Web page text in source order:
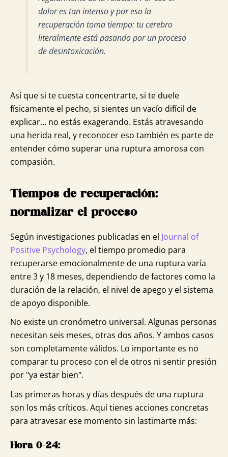
dolor es tan intenso y por eso la
recuperación toma tiempo: tu cerebro
literalmente está pasando por un proceso
de desintoxicación.
Así que si te cuesta concentrarte, si te duele
físicamente el pecho, si sientes un vacío difícil de
explicar… no estás exagerando. Estás atravesando
una herida real, y reconocer eso también es parte de
entender cómo superar una ruptura amorosa con
compasión.
Tiempos de recuperación:
normalizar el proceso
Según investigaciones publicadas en el Journal of
Positive Psychology, el tiempo promedio para
recuperarse emocionalmente de una ruptura varía
entre 3 y 18 meses, dependiendo de factores como la
duración de la relación, el nivel de apego y el sistema
de apoyo disponible.
No existe un cronómetro universal. Algunas personas
necesitan seis meses, otras dos años. Y ambos casos
son completamente válidos. Lo importante es no
comparar tu proceso con el de otros ni sentir presión
por "ya estar bien".
Las primeras horas y días después de una ruptura
son los más críticos. Aquí tienes acciones concretas
para atravesar ese momento sin lastimarte más:
Hora 0-24: